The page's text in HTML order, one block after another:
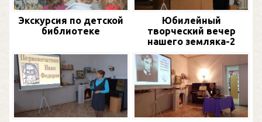
Экскурсия по детской
библиотеке
Юбилейный
творческий вечер
нашего земляка-2